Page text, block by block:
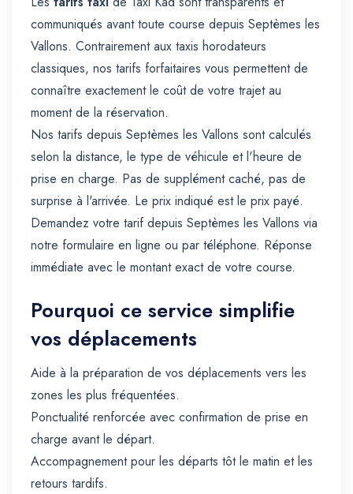
communiqués avant toute course depuis Septèmes les
Vallons. Contrairement aux taxis horodateurs
classiques, nos tarifs forfaitaires vous permettent de
connaître exactement le coût de votre trajet au
moment de la réservation.
Nos tarifs depuis Septèmes les Vallons sont calculés
selon la distance, le type de véhicule et l'heure de
prise en charge. Pas de supplément caché, pas de
surprise à l'arrivée. Le prix indiqué est le prix payé.
Demandez votre tarif depuis Septèmes les Vallons via
notre formulaire en ligne ou par téléphone. Réponse
immédiate avec le montant exact de votre course.
Pourquoi ce service simplifie
vos déplacements
Aide à la préparation de vos déplacements vers les
zones les plus fréquentées.
Ponctualité renforcée avec confirmation de prise en
charge avant le départ.
Accompagnement pour les départs tôt le matin et les
retours tardifs.